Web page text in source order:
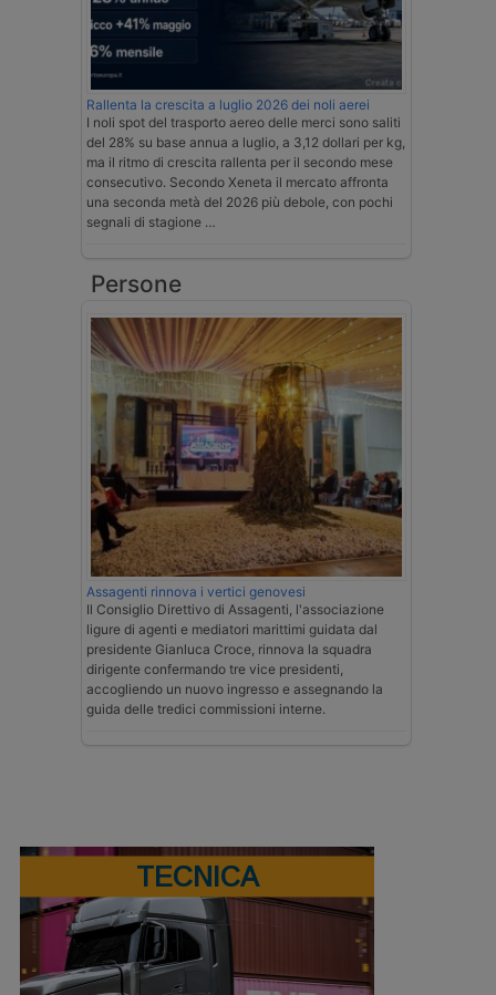
Rallenta la crescita a luglio 2026 dei noli aerei
I noli spot del trasporto aereo delle merci sono saliti
del 28% su base annua a luglio, a 3,12 dollari per kg,
ma il ritmo di crescita rallenta per il secondo mese
consecutivo. Secondo Xeneta il mercato affronta
una seconda metà del 2026 più debole, con pochi
segnali di stagione …
Persone
Assagenti rinnova i vertici genovesi
Il Consiglio Direttivo di Assagenti, l'associazione
ligure di agenti e mediatori marittimi guidata dal
presidente Gianluca Croce, rinnova la squadra
dirigente confermando tre vice presidenti,
accogliendo un nuovo ingresso e assegnando la
guida delle tredici commissioni interne.
TECNICA